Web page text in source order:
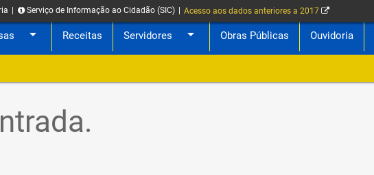
Serviço de Informação ao Cidadão (SIC) Acesso aos dados anteriores a 2017
arrow_drop_down Receitas Servidores arrow_drop_down Obras Públicas Ouvidoria